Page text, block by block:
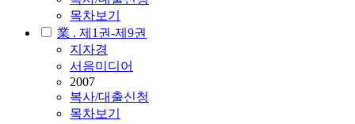
목차보기
業 . 제1권-제9권
지자경
서음미디어
2007
복사/대출신청
목차보기